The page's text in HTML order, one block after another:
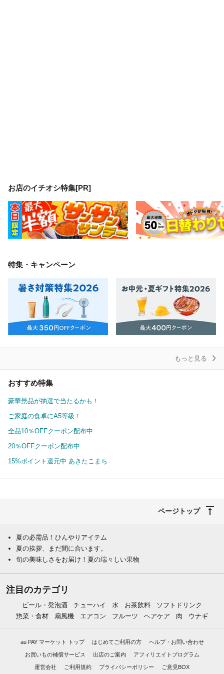
お店のイチオシ特集[PR]
特集・キャンペーン
もっと見る
おすすめ特集
豪華景品が抽選で当たるかも！
ご家庭の食卓にA5等級！
全品10％OFFクーポン配布中
20％OFFクーポン配布中
15%ポイント還元中 あきたこまち
ページトップ
夏の必需品！ひんやりアイテム
夏の挨拶、まだ間に合います。
旬の美味しさをお届け！夏の瑞々しい果物
注目のカテゴリ
ビール・発泡酒 チューハイ 水 お茶飲料
ソフトドリンク
惣菜・食材
扇風機 エアコン フルーツ ヘアケア 肉 ウナギ
au PAY マーケット トップ はじめてご利用の方 ヘルプ・お問い合わせ
お買いもの補償サービス 出店のご案内 アフィリエイトプログラム
運営会社 ご利用規約 プライバシーポリシー ご意見BOX